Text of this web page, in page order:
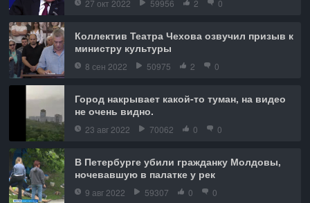
27 окт 2022 59956 2 0
Коллектив Театра Чехова озвучил призыв к
министру культуры
8 сен 2022 50975 2 0
Город накрывает какой-то туман, на видео
не очень видно.
23 авг 2022 70062 0 0
В Петербурге убили гражданку Молдовы,
ночевавшую в палатке у рек
9 авг 2022 59307 0 0